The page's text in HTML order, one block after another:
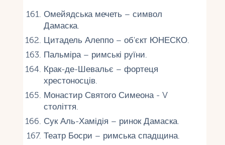
Омейядська мечеть – символ
Дамаска.
Цитадель Алеппо – об'єкт ЮНЕСКО.
Пальміра – римські руїни.
Крак-де-Шевальє – фортеця
хрестоносців.
Монастир Святого Симеона - V
століття.
Сук Аль-Хамідія – ринок Дамаска.
Театр Босри – римська спадщина.